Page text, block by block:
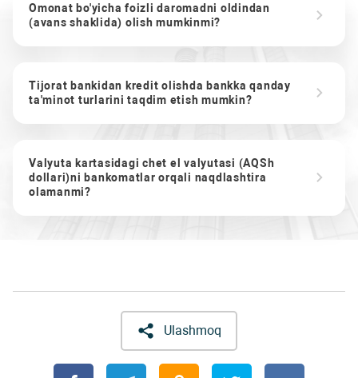
Omonat bo'yicha foizli daromadni oldindan
(avans shaklida) olish mumkinmi?
Tijorat bankidan kredit olishda bankka qanday
ta'minot turlarini taqdim etish mumkin?
Valyuta kartasidagi chet el valyutasi (AQSh
dollari)ni bankomatlar orqali naqdlashtira
olamanmi?
Ulashmoq